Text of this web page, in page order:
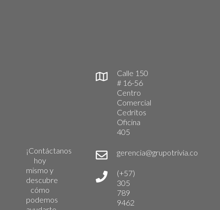
¡Contáctanos
hoy
mismo y
descubre
cómo
podemos
Calle 150
# 16-56
Centro
Comercial
Cedritos
Oficina
405
gerencia@grupotrivia.co
(+57)
305
789
9462